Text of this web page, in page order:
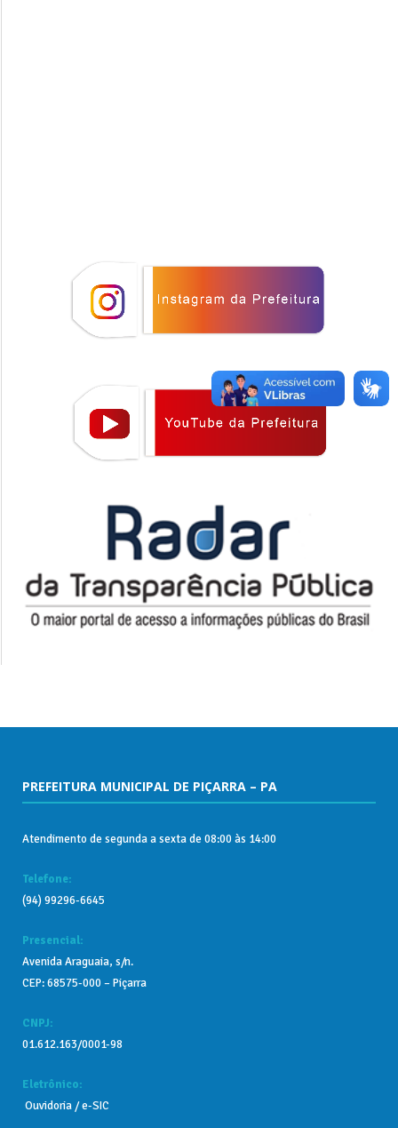
PREFEITURA MUNICIPAL DE PIÇARRA – PA
Atendimento de segunda a sexta de 08:00 às 14:00
Telefone:
(94) 99296-6645
Presencial:
Avenida Araguaia, s/n.
CEP: 68575-000 – Piçarra
CNPJ:
01.612.163/0001-98
Eletrônico:
Ouvidoria /e-SIC